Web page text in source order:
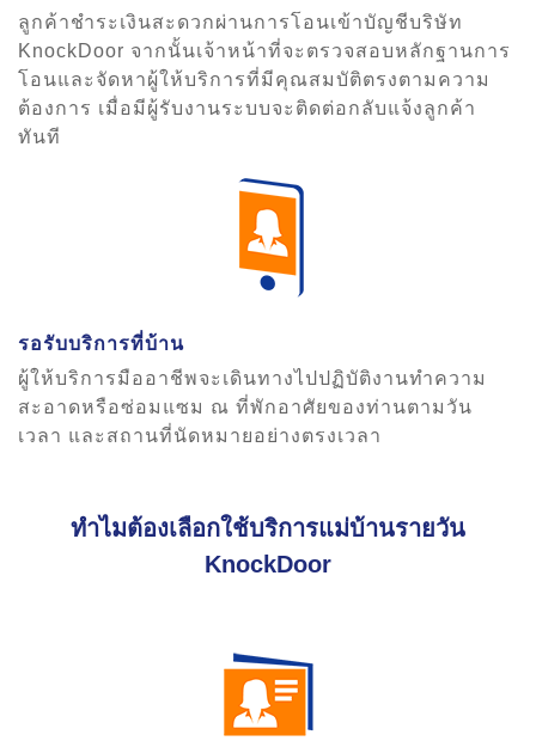
ลูกค้าชำระเงินสะดวกผ่านการโอนเข้าบัญชีบริษัท
KnockDoor จากนั้นเจ้าหน้าที่จะตรวจสอบหลักฐานการ
โอนและจัดหาผู้ให้บริการที่มีคุณสมบัติตรงตามความ
ต้องการ เมื่อมีผู้รับงานระบบจะติดต่อกลับแจ้งลูกค้า
ทันที
รอรับบริการที่บ้าน
ผู้ให้บริการมืออาชีพจะเดินทางไปปฏิบัติงานทำความ
สะอาดหรือซ่อมแซม ณ ที่พักอาศัยของท่านตามวัน
เวลา และสถานที่นัดหมายอย่างตรงเวลา
ทำไมต้องเลือกใช้บริการแม่บ้านรายวัน
KnockDoor